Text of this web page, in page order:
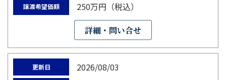
譲渡希望価額 250万円（税込）
詳細・問い合せ
更新日 2026/08/03